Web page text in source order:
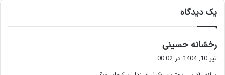
یک دیدگاه
رخشانه حسینی
ف
تیر 10, 1404 در 00:02